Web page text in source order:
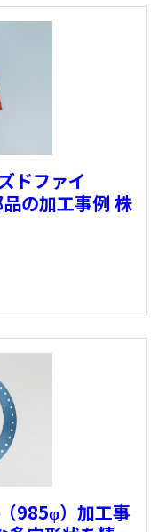
ドファイ
の加工事例 株
985φ）加工事